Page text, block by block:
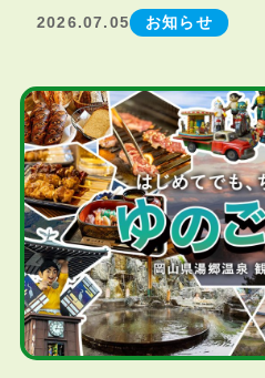
2026.07.05 お知らせ